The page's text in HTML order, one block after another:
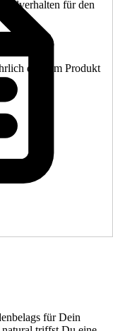
für den
die dem Produkt
für Dein